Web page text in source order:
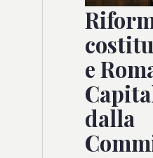
e
dalla